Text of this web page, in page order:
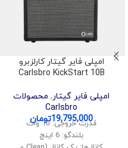
امپلی فایر گیتار کارلزبرو
Carlsbro KickStart 10B
امپلی فایر گیتار, محصولات
Carlsbro
19,795,000تومانقدرت خروجی: 10 وات
بلندگو: 6 اینچ